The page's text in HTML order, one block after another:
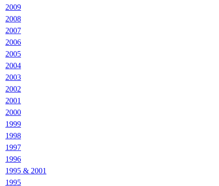
2009
2008
2007
2006
2005
2004
2003
2002
2001
2000
1999
1998
1997
1996
1995 & 2001
1995